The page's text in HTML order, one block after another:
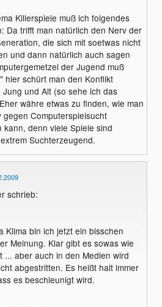
Killerspiele muß ich folgendes
Da trifft man natürlich den Nerv der
die sich mit soetwas nicht
und dann natürlich auch sagen
der Jugend muß
hier schürt man den Konflikt
Jung und Alt (so sehe ich das
währe etwas zu finden, wie man
gegen Computerspielsucht
kann, denn viele Spiele sind
Suchterzeugend.
schrieb:
Klima bin ich jetzt ein bisschen
Meinung. Klar gibt es sowas wie
... aber auch in den Medien wird
abgestritten. Es heißt halt immer
es beschleunigt wird.